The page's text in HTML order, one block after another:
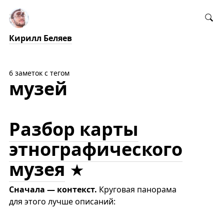
Кирилл Беляев
6 заметок с тегом
музей
Разбор карты
этнографического
музея
Сначала — контекст. Круговая панорама
для этого лучше описаний: